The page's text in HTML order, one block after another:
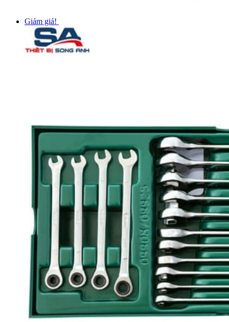
Giảm giá!